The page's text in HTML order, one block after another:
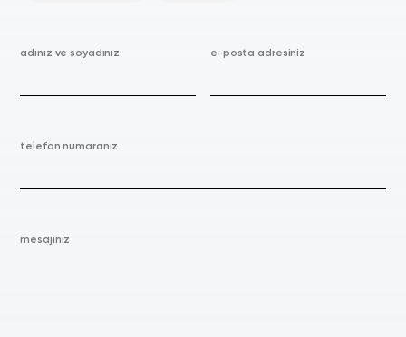
adınız ve soyadınız e-posta adresiniz
telefon numaranız
mesajınız